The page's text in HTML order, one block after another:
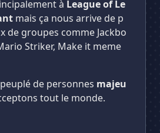
à League of Le
mais ça nous arrive de p
de groupes comme Jackbo
Striker, Make it meme
de personnes majeu
tout le monde.